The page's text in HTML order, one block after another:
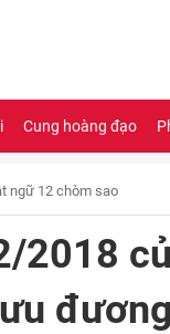
Cung hoàng đạo
ngữ 12 chòm sao
2018